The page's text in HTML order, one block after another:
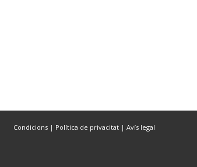
Condicions | Política de privacitat | Avís legal